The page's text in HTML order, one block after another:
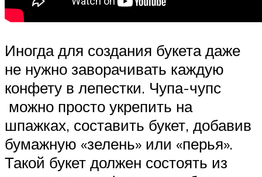
Иногда для создания букета даже
не нужно заворачивать каждую
конфету в лепестки. Чупа-чупс
можно просто укрепить на
шпажках, составить букет, добавив
бумажную «зелень» или «перья».
Такой букет должен состоять из